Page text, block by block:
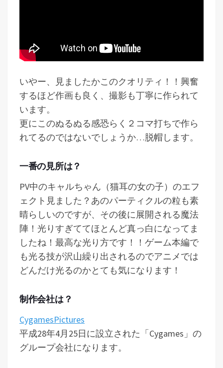
いやー、見ましたかこのクオリティ！！興奮
するほど作画も良く、撮影も丁寧に作られて
います。
更にこのぬるぬる感恐らく２コマ打ちで作ら
れてるのではないでしょうか…脱帽します。
一番の見所は？
PV中のキャルちゃん（猫耳の女の子）のエフ
ェクト見ました？あのパーティクルの粒も素
晴らしいのですが、その後に展開される魔法
陣！光りすぎててほとんど真っ白になってま
したね！最高な光り方です！！ゲーム本編で
も光る技が沢山繰り出されるのでアニメでは
どんだけ光るのかとても気になります！
制作会社は？
CygamesPictures
平成28年4月25日に設立された「Cygames」の
グループ会社になります。